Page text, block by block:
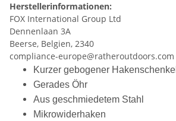
Herstellerinformationen:
FOX International Group Ltd
Dennenlaan 3A
Beerse, Belgien, 2340
compliance-europe@ratheroutdoors.com
Kurzer gebogener Hakenschenkel
Gerades Öhr
Aus geschmiedetem Stahl
Mikrowiderhaken